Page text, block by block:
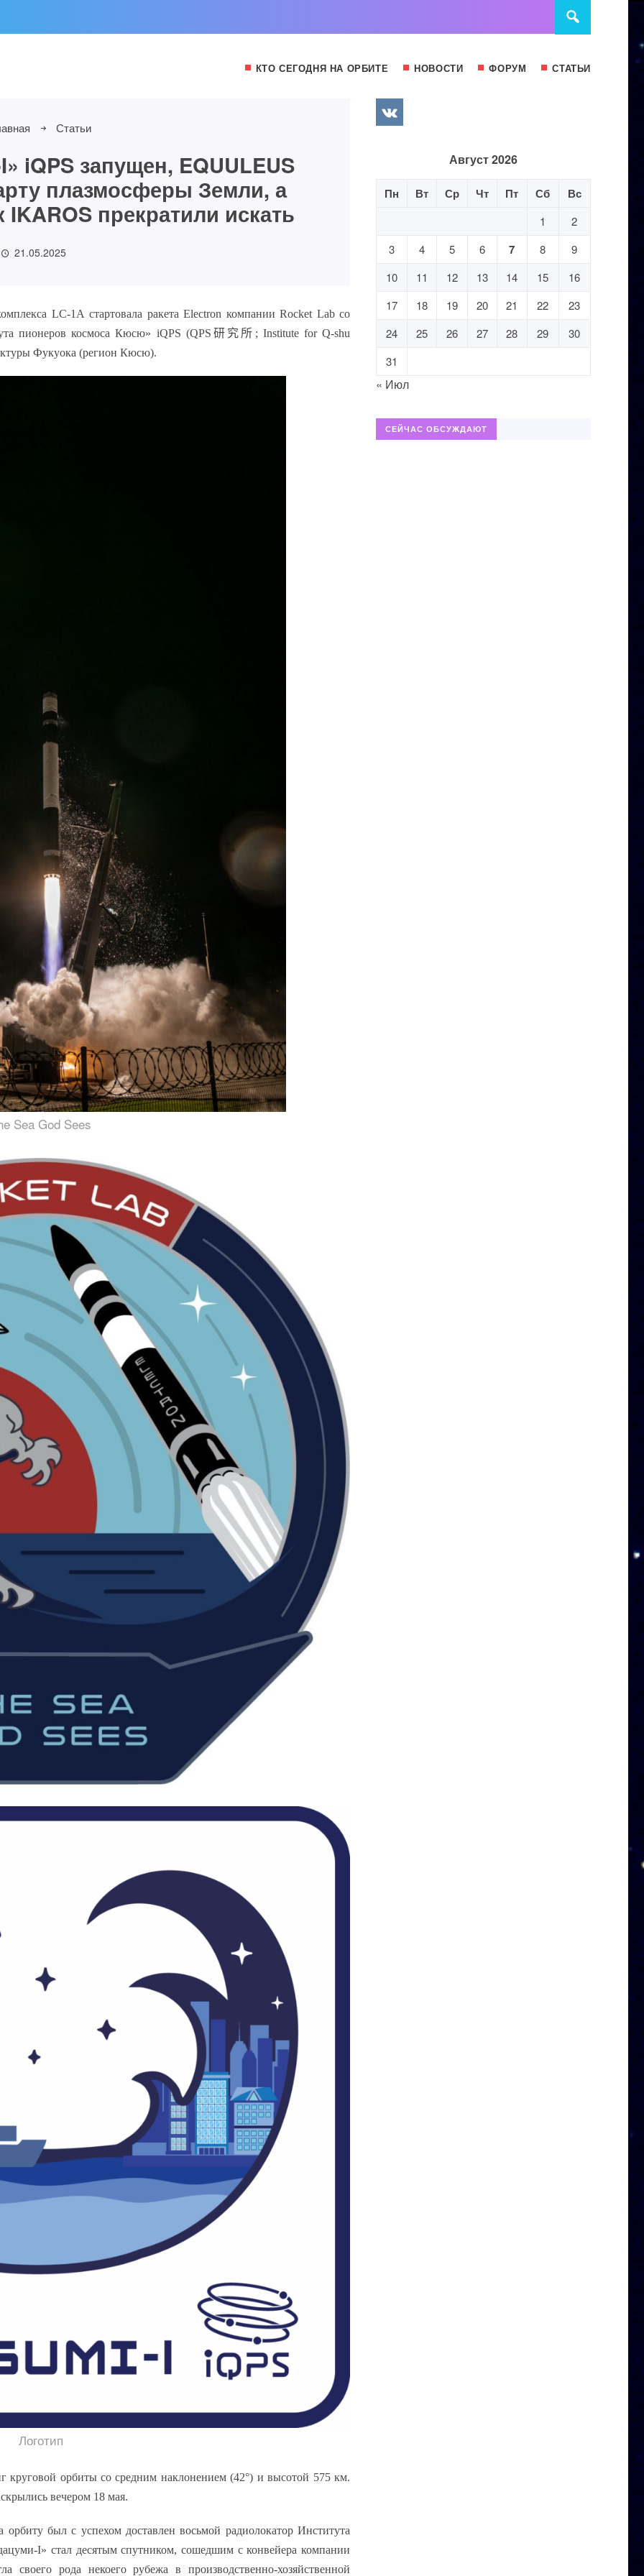
КТО СЕГОДНЯ НА ОРБИТЕ НОВОСТИ ФОРУМ СТАТЬИ
Статьи
iQPS запущен, EQUULEUS
плазмосферы Земли, а
прекратили искать
21.05.2025
LC-1 А стартовала ракета Electron компании Rocket Lab со
пионеров космоса Кюсю» iQPS (QPS 研究所 ; Institute for Q-shu
Фукуока (регион Кюсю).
Sea God Sees
Логотип
круговой орбиты со средним наклонением (42°) и высотой 575 км.
вечером 18 мая.
был с успехом доставлен восьмой радиолокатор Института
-I» стал десятым спутником, сошедшим с конвейера компании
своего рода некоего рубежа в производственно-хозяйственной
Август 2026
Пн Вт Ср Чт Пт Сб Вс
1
2
3
4 5 6 7 8
9
10
11 12 13 14 15
16
17
18 19 20 21 22
23
24
25 26 27 28 29
30
31
« Июл
СЕЙЧАС ОБСУЖДАЮТ